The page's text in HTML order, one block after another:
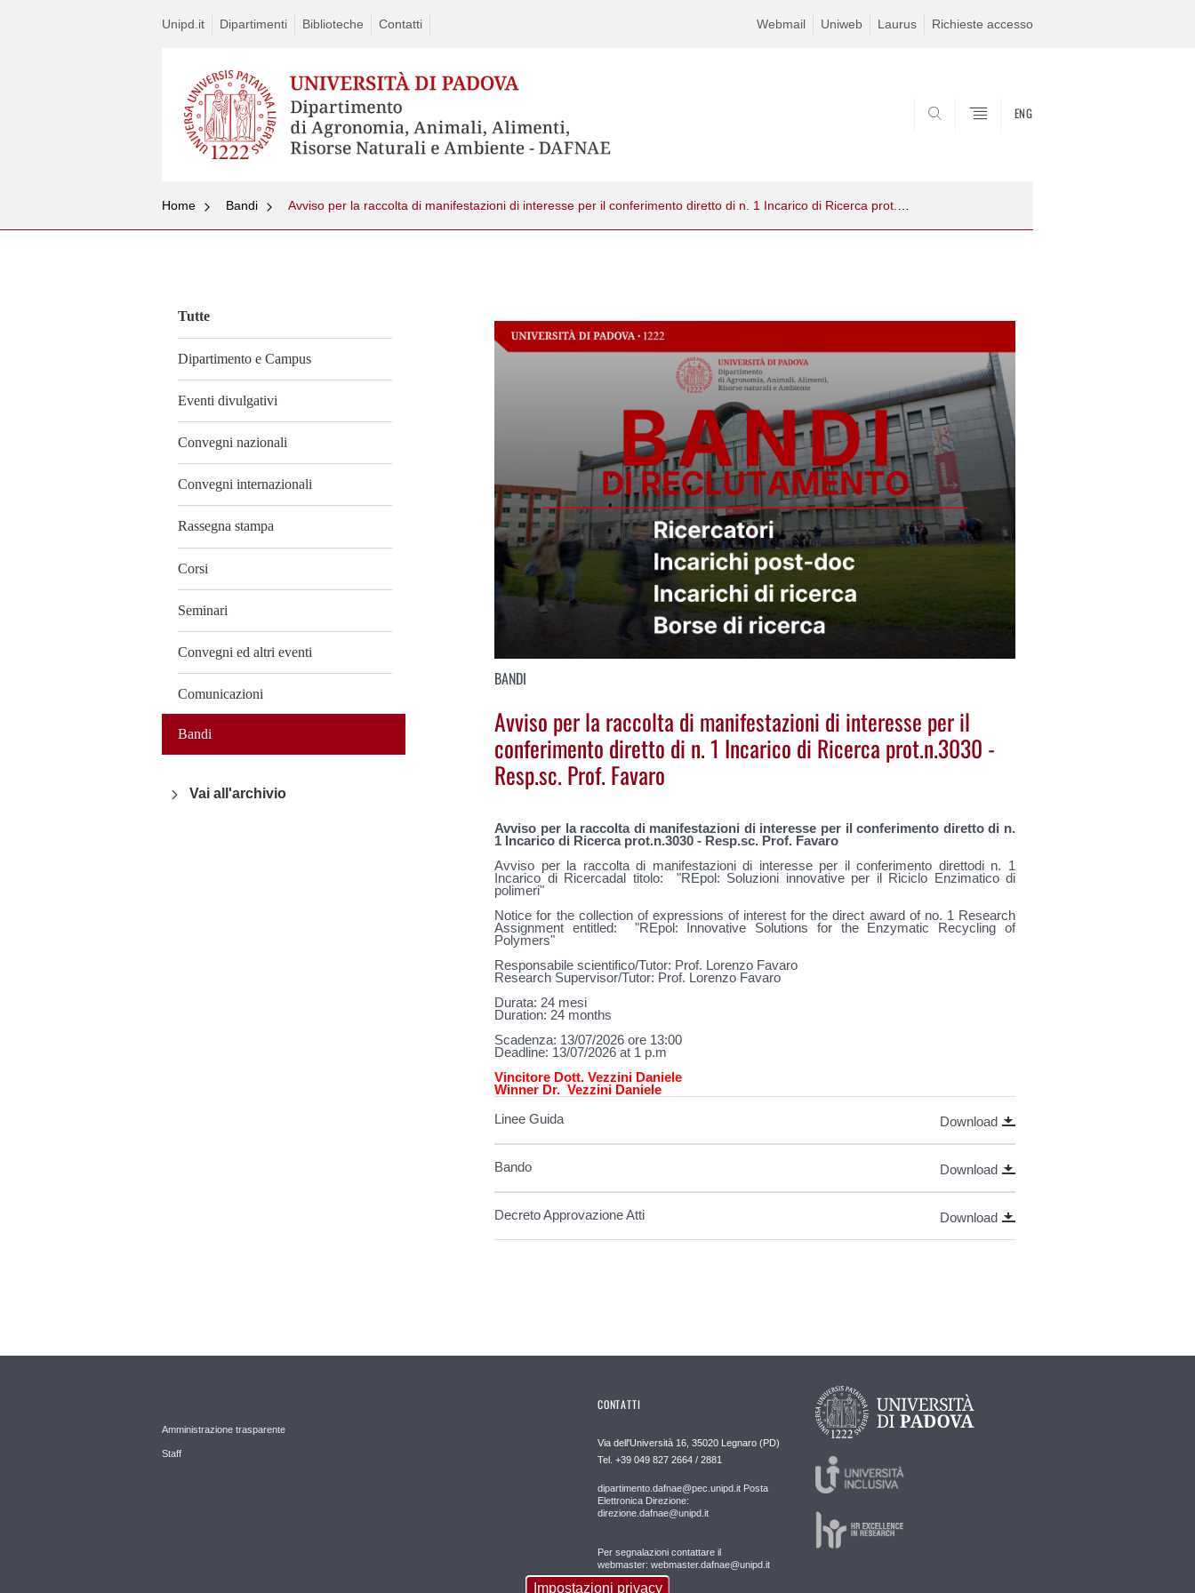
Unipd.it Dipartimenti Biblioteche Contatti Webmail Uniweb Laurus Richieste accesso
ENG
Home Bandi Avviso per la raccolta di manifestazioni di interesse per il conferimento diretto di n. 1 Incarico di Ricerca prot.n.3030 - Resp.sc. Prof. Favaro
Tutte
Dipartimento e Campus
Eventi divulgativi
Convegni nazionali
Convegni internazionali
Rassegna stampa
Corsi
Seminari
Convegni ed altri eventi
Comunicazioni
Bandi
Vai all'archivio
BANDI
Avviso per la raccolta di manifestazioni di interesse per il
conferimento diretto di n. 1 Incarico di Ricerca prot.n.3030 -
Resp.sc. Prof. Favaro
Avviso per la raccolta di manifestazioni di interesse per il conferimento diretto di n.
1 Incarico di Ricerca prot.n.3030 - Resp.sc. Prof. Favaro
Avviso per la raccolta di manifestazioni di interesse per il conferimento direttodi n. 1
Incarico di Ricercadal titolo: "REpol: Soluzioni innovative per il Riciclo Enzimatico di
polimeri"
Notice for the collection of expressions of interest for the direct award of no. 1 Research
Assignment entitled: "REpol: Innovative Solutions for the Enzymatic Recycling of
Polymers"
Responsabile scientifico/Tutor: Prof. Lorenzo Favaro
Research Supervisor/Tutor: Prof. Lorenzo Favaro
Durata: 24 mesi
Duration: 24 months
Scadenza: 13/07/2026 ore 13:00
Deadline: 13/07/2026 at 1 p.m
Vincitore Dott. Vezzini Daniele
Winner Dr.Vezzini Daniele
Linee Guida
Download
Bando Download
Decreto Approvazione Atti Download
Amministrazione trasparente
Staff
CONTATTI
Via dell'Università 16, 35020 Legnaro (PD)
Tel. +39 049 827 2664 / 2881
dipartimento.dafnae@pec.unipd.it Posta
Elettronica Direzione:
direzione.dafnae@unipd.it
Per segnalazioni contattare il
webmaster: webmaster.dafnae@unipd.it
Impostazioni privacy